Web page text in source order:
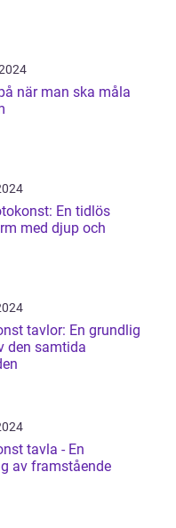
när man ska måla
En tidlös
med djup och
tavlor: En grundlig
den samtida
tavla - En
av framstående